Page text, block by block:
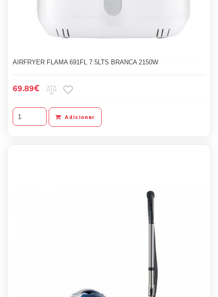
AIRFRYER FLAMA 691FL 7.5LTS BRANCA 2150W
69.89€
Adicionar